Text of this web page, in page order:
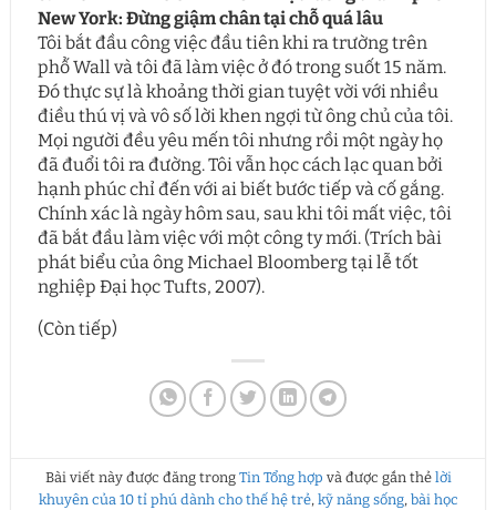
New York: Đừng giậm chân tại chỗ quá lâu
Tôi bắt đầu công việc đầu tiên khi ra trường trên
phố̉ Wall và tôi đã làm việc ở đó trong suốt 15 năm.
Đó thực sự là khoảng thời gian tuyệt vời với nhiều
điều thú vị và vô số lời khen ngợi từ ông chủ của tôi.
Mọi người đều yêu mến tôi nhưng rồi một ngày họ
đã đuổi tôi ra đường. Tôi vẫn học cách lạc quan bởi
hạnh phúc chỉ đến với ai biết bước tiếp và cố gắng.
Chính xác là ngày hôm sau, sau khi tôi mất việc, tôi
đã bắt đầu làm việc với một công ty mới. (Trích bài
phát biểu của ông Michael Bloomberg tại lễ tốt
nghiệp Đại học Tufts, 2007).
(Còn tiếp)
Bài viết này được đăng trong Tin Tổng hợp và được gắn thẻ lời
khuyên của 10 tỉ phú dành cho thế hệ trẻ, kỹ năng sống, bài học